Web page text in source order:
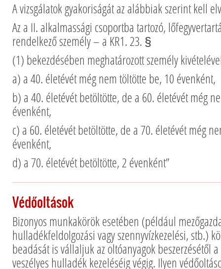
A vizsgálatok gyakoriságát az alábbiak szerint kell
Az a II. alkalmassági csoportba tartozó,
rendelkező személy – a KR1. 23. §
(1) bekezdésében meghatározott személy
a) a 40. életévét még nem töltötte be, 10 évenként,
b) a 40. életévét betöltötte, de a 60. életévét még
évenként,
c) a 60. életévét betöltötte, de a 70. életévét még
évenként,
d) a 70. életévét betöltötte, 2 évenként”
Védőoltások
Bizonyos munkakörök esetében (például
hulladékfeldolgozási vagy szennyvízkezelési, stb.)
beadását is vállaljuk az oltóanyagok beszerzésétől
veszélyes hulladék kezeléséig végig. Ilyen